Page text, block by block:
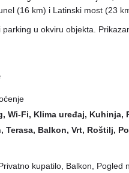
(16 km) i Latinski most (23
u okviru objekta.
Wi-Fi, Klima uređaj, Kuhinja,
Terasa, Balkon, Vrt, Roštilj,
kupatilo, Balkon, Pogled